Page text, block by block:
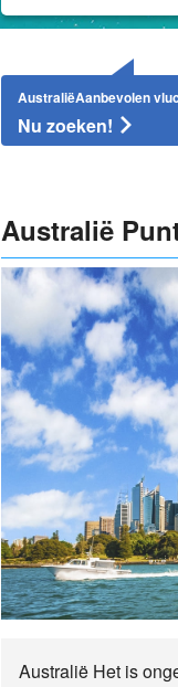
AustraliëAanbevolen
Nu zoeken!
Australië
Australië Het is